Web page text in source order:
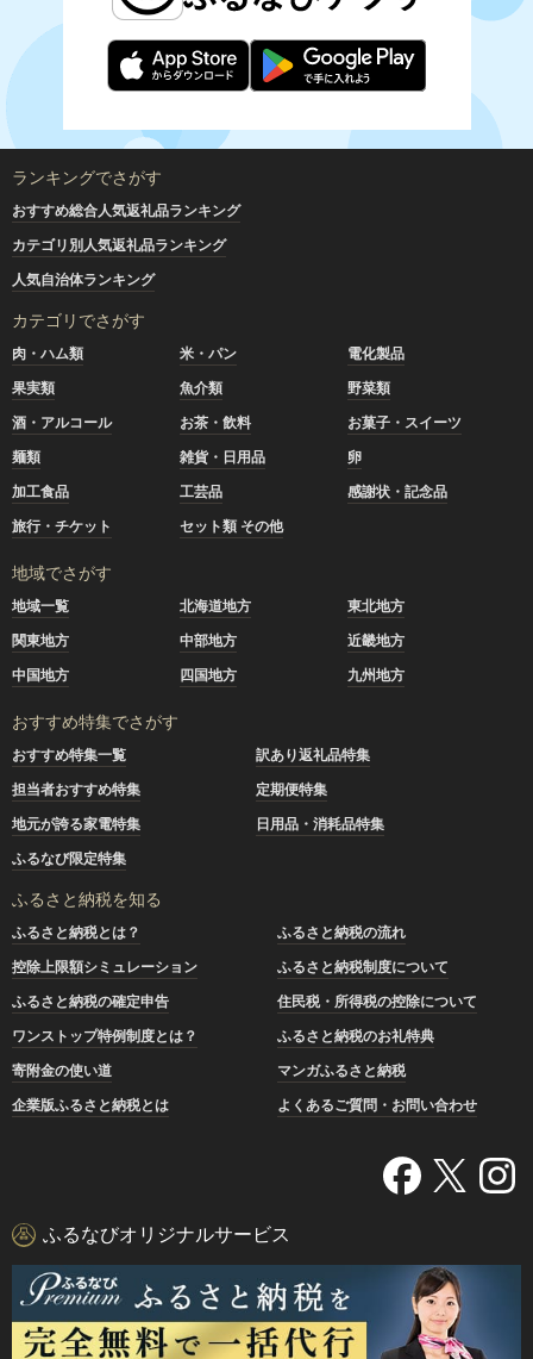
ランキングでさがす
おすすめ総合人気返礼品ランキング
カテゴリ別人気返礼品ランキング
人気自治体ランキング
カテゴリでさがす
肉・ハム類 米・パン
電化製品
果実類
魚介類
野菜類
酒・アルコール
お茶・飲料
お菓子・スイーツ
麺類
雑貨・日用品
卵
加工食品
工芸品
感謝状・記念品
旅行・チケット
セット類 その他
地域でさがす
地域一覧 北海道地方
東北地方
関東地方
中部地方
近畿地方
中国地方
四国地方 九州地方
おすすめ特集でさがす
おすすめ特集一覧
訳あり返礼品特集
担当者おすすめ特集
定期便特集
地元が誇る家電特集
日用品・消耗品特集
ふるなび限定特集
ふるさと納税を知る
ふるさと納税とは？
ふるさと納税の流れ
控除上限額シミュレーション
ふるさと納税制度について
ふるさと納税の確定申告
住民税・所得税の控除について
ワンストップ特例制度とは？
ふるさと納税のお礼特典
寄附金の使い道
マンガふるさと納税
企業版ふるさと納税とは
よくあるご質問・お問い合わせ
ふるなびオリジナルサービス